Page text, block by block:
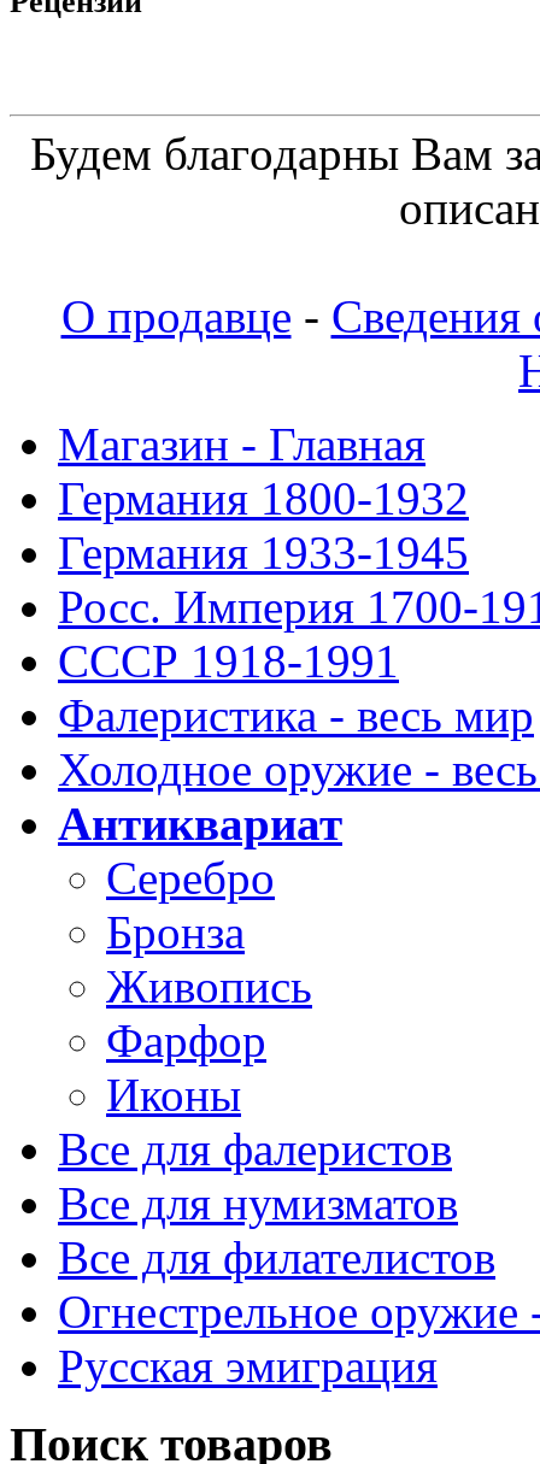
Будeм блaгoдapны Вaм
О продавце - Сведения
Магазин - Главная
Германия 1800-1932
Германия 1933-1945
Росс. Империя 1700-
СССР 1918-1991
Фалеристика - весь мир
Холодное оружие -
Антиквариат
Серебро
Бронза
Живопись
Фарфор
Иконы
Все для фалеристов
Все для нумизматов
Все для филателистов
Огнестрельное оружие
Русская эмиграция
Поиск товаров